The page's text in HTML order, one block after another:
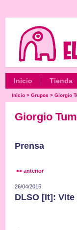
Inicio Tienda
Inicio> Grupos > Giorgio
Giorgio
Prensa
<< anterior
26/04/2016
DLSO [It]: